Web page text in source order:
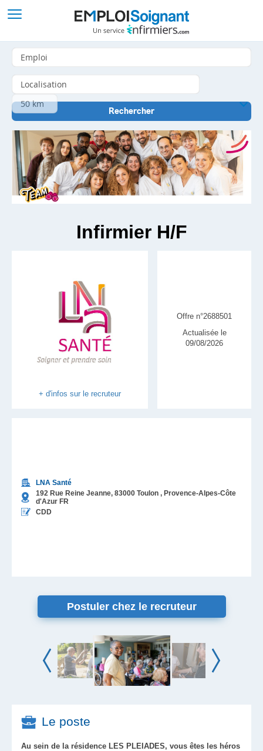
Infirmier H/F
+ d'infos sur le recruteur
LNA Santé
192 Rue Reine Jeanne, 83000 Toulon , Provence-Alpes-Côte
d'Azur FR
CDD
Offre n°2688501
Actualisée le
09/08/2026
Postuler chez le recruteur
Le poste
Au sein de la résidence LES PLEIADES, vous êtes les héros